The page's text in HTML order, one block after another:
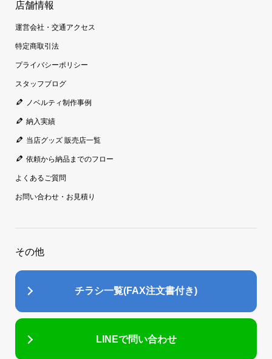
店舗情報
運営会社・交通アクセス
特定商取引法
プライバシーポリシー
スタッフブログ
ノベルティ制作事例
納入実績
当店グッズ 販売店一覧
依頼から納品までのフロー
よくあるご質問
お問い合わせ・お見積り
その他
チラシ一覧(FAX注文書付き)
LINEで問い合わせ